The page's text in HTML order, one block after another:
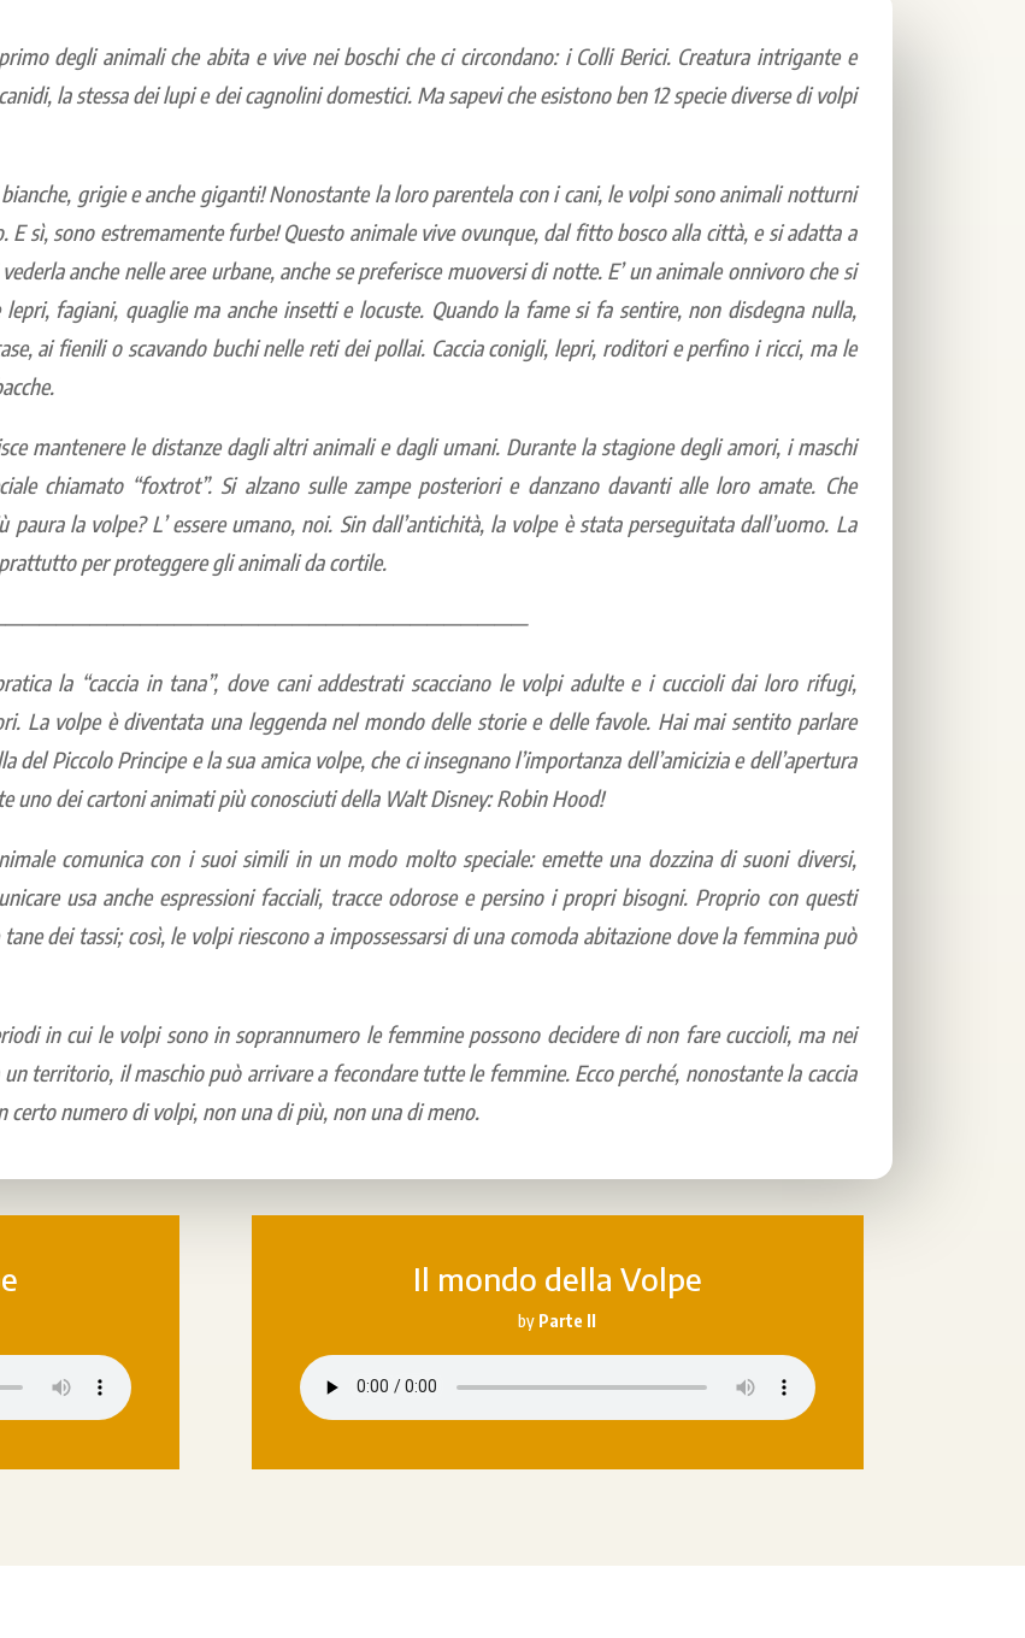
degli animali che abita e vive nei boschi che ci circondano: i Colli Berici. Creatura intrigante e
la stessa dei lupi e dei cagnolini domestici. Ma sapevi che esistono ben 12 specie diverse di volpi
grigie e anche giganti! Nonostante la loro parentela con i cani, le volpi sono animali notturni
E sì, sono estremamente furbe! Questo animale vive ovunque, dal fitto bosco alla città, e si adatta a
anche nelle aree urbane, anche se preferisce muoversi di notte. E’ un animale onnivoro che si
fagiani, quaglie ma anche insetti e locuste. Quando la fame si fa sentire, non disdegna nulla,
ai fienili o scavando buchi nelle reti dei pollai. Caccia conigli, lepri, roditori e perfino i ricci, ma le
mantenere le distanze dagli altri animali e dagli umani. Durante la stagione degli amori, i maschi
chiamato “foxtrot”. Si alzano sulle zampe posteriori e danzano davanti alle loro amate. Che
la volpe? L’ essere umano, noi. Sin dall’antichità, la volpe è stata perseguitata dall’uomo. La
per proteggere gli animali da cortile.
la “caccia in tana”, dove cani addestrati scacciano le volpi adulte e i cuccioli dai loro rifugi,
La volpe è diventata una leggenda nel mondo delle storie e delle favole. Hai mai sentito parlare
del Piccolo Principe e la sua amica volpe, che ci insegnano l’importanza dell’amicizia e dell’apertura
uno dei cartoni animati più conosciuti della Walt Disney: Robin Hood!
comunica con i suoi simili in un modo molto speciale: emette una dozzina di suoni diversi,
usa anche espressioni facciali, tracce odorose e persino i propri bisogni. Proprio con questi
dei tassi; così, le volpi riescono a impossessarsi di una comoda abitazione dove la femmina può
in cui le volpi sono in soprannumero le femmine possono decidere di non fare cuccioli, ma nei
territorio, il maschio può arrivare a fecondare tutte le femmine. Ecco perché, nonostante la caccia
numero di volpi, non una di più, non una di meno.
Il mondo della Volpe
by Parte II